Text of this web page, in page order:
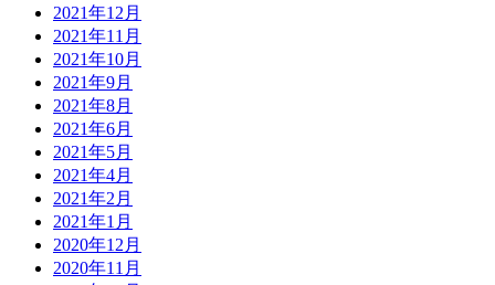
2021年12月
2021年11月
2021年10月
2021年9月
2021年8月
2021年6月
2021年5月
2021年4月
2021年2月
2021年1月
2020年12月
2020年11月